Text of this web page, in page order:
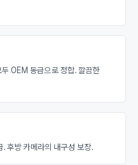
두 OEM 동급으로 정합. 깔끔한
. 후방 카메라의 내구성 보장.